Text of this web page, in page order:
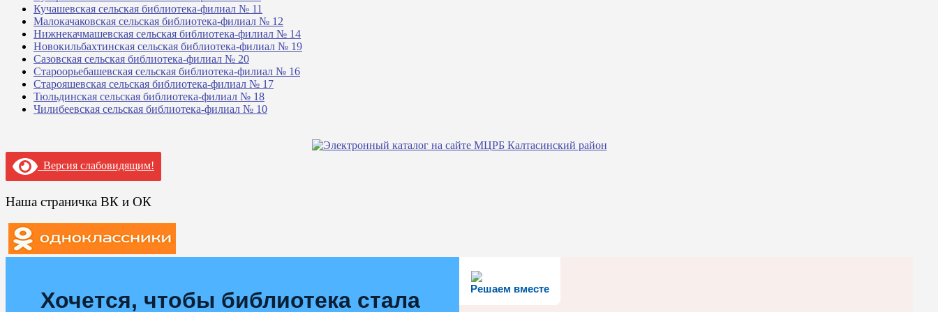
Кучашевская сельская библиотека-филиал № 11
Малокачаковская сельская библиотека-филиал № 12
Нижнекачмашевская сельская библиотека-филиал № 14
Новокильбахтинская сельская библиотека-филиал № 19
Сазовская сельская библиотека-филиал № 20
Староорьебашевская сельская библиотека-филиал № 16
Старояшевская сельская библиотека-филиал № 17
Тюльдинская сельская библиотека-филиал № 18
Чилибеевская сельская библиотека-филиал № 10
Версия слабовидящим!
Наша страничка ВК и ОК
Решаем вместе
Хочется, чтобы библиотека стала